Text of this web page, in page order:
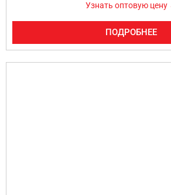
Узнать оптовую цену
ПОДРОБНЕЕ